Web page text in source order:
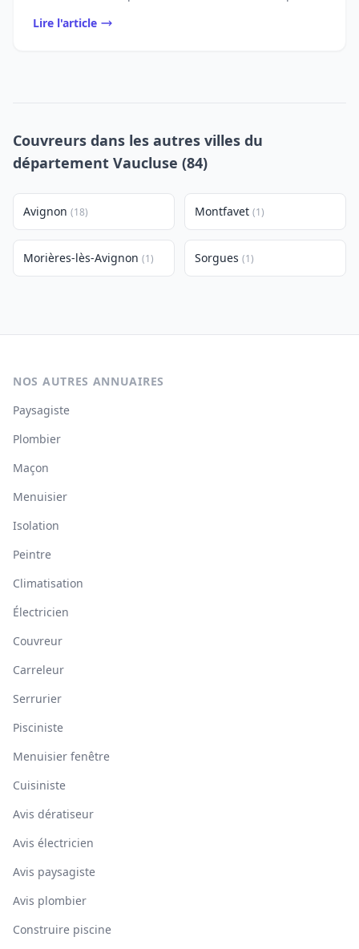
Lire l'article
Couvreurs dans les autres villes du
département Vaucluse (84)
Avignon (18) Montfavet (1)
Morières-lès-Avignon (1) Sorgues (1)
NOS AUTRES ANNUAIRES
Paysagiste
Plombier
Maçon
Menuisier
Isolation
Peintre
Climatisation
Électricien
Couvreur
Carreleur
Serrurier
Pisciniste
Menuisier fenêtre
Cuisiniste
Avis dératiseur
Avis électricien
Avis paysagiste
Avis plombier
Construire piscine